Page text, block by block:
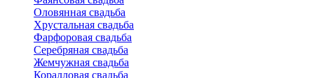
Оловянная свадьба
Хрустальная свадьба
Фарфоровая свадьба
Серебряная свадьба
Жемчужная свадьба
Коралловая свадьба